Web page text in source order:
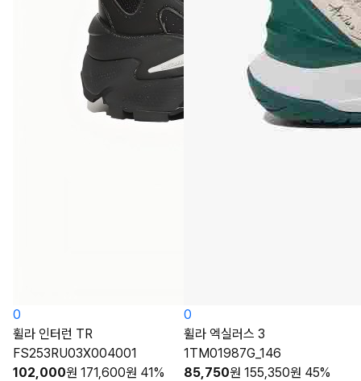
0
휠라 인터런 TR
FS253RU03X004001
102,000원 171,600원 41%
0
휠라 엑실러스 3
1TM01987G_146
85,750원 155,350원 45%